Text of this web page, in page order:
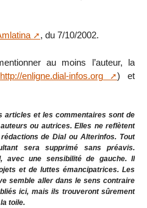
, du 7/10/2002.
au moins l’auteur, la
http://enligne.dial-infos.org
) et
articles et les commentaires sont de
ou autrices. Elles ne reflètent
de Dial ou Alterinfos. Tout
sera supprimé sans préavis.
avec une sensibilité de gauche. Il
et de luttes émancipatrices. Les
semble aller dans le sens contraire
ici, mais ils trouveront sûrement
toile.